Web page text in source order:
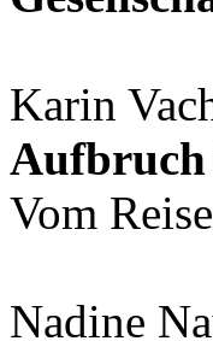
Karin
Aufbruch
Vom
Nadine